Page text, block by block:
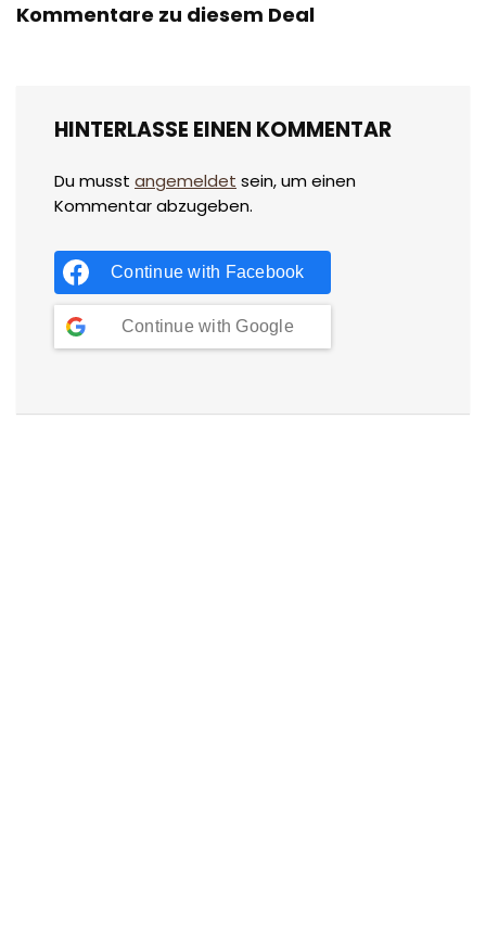
Kommentare zu diesem Deal
HINTERLASSE EINEN KOMMENTAR
Du musst angemeldet sein, um einen
Kommentar abzugeben.
Continue with Facebook
Continue with Google